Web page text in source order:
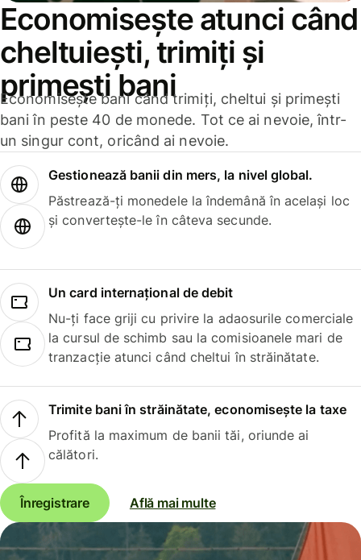
Economisește atunci când
cheltuiești, trimiți și
primești bani
Economisește bani când trimiți, cheltui și primești
bani în peste 40 de monede. Tot ce ai nevoie, într-
un singur cont, oricând ai nevoie.
Gestionează banii din mers, la nivel global.
Păstrează-ți monedele la îndemână în același loc
și convertește-le în câteva secunde.
Un card internațional de debit
Nu-ți face griji cu privire la adaosurile comerciale
la cursul de schimb sau la comisioanele mari de
tranzacție atunci când cheltui în străinătate.
Trimite bani în străinătate, economisește la taxe
Profită la maximum de banii tăi, oriunde ai
călători.
Înregistrare Află mai multe